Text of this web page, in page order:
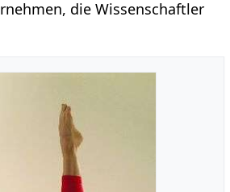
die Wissenschaftler